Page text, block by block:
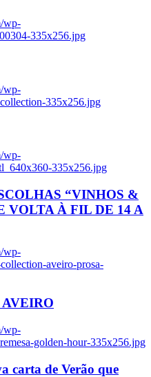
wp-
335x256.jpg
wp-
335x256.jpg
wp-
335x256.jpg
“VINHOS &
VOLTA À FIL DE 14 A
wp-
aveiro-prosa-
wp-
golden-hour-335x256.jpg
carta de Verão que